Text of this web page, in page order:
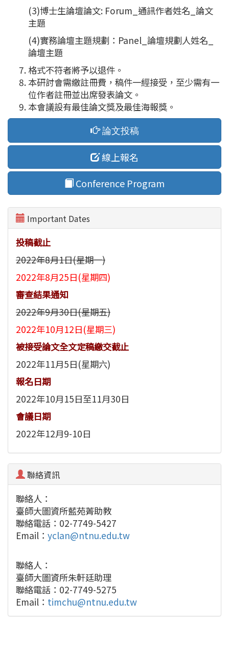
(3)博士生論壇論文: Forum_通訊作者姓名_論文
主題
(4)實務論壇主題規劃：Panel_論壇規劃人姓名_
論壇主題
格式不符者將予以退件。
本研討會需繳註冊費，稿件一經接受，至少需有一
位作者註冊並出席發表論文。
本會議設有最佳論文獎及最佳海報獎。
論文投稿
線上報名
Conference Program
Important Dates
投稿截止
2022年8月1日(星期一)
2022年8月25日(星期四)
審查結果通知
2022年9月30日(星期五)
2022年10月12日(星期三)
被接受論文全文定稿繳交截止
2022年11月5日(星期六)
報名日期
2022年10月15日至11月30日
會議日期
2022年12月9-10日
聯絡資訊
聯絡人：
臺師大圖資所藍苑菁助教
聯絡電話：02-7749-5427
Email： yclan@ntnu.edu.tw
聯絡人：
臺師大圖資所朱軒廷助理
聯絡電話：02-7749-5275
Email： timchu@ntnu.edu.tw